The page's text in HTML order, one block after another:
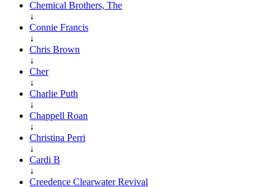
Chemical Brothers, The
↓
Connie Francis
↓
Chris Brown
↓
Cher
↓
Charlie Puth
↓
Chappell Roan
↓
Christina Perri
↓
Cardi B
↓
Creedence Clearwater Revival